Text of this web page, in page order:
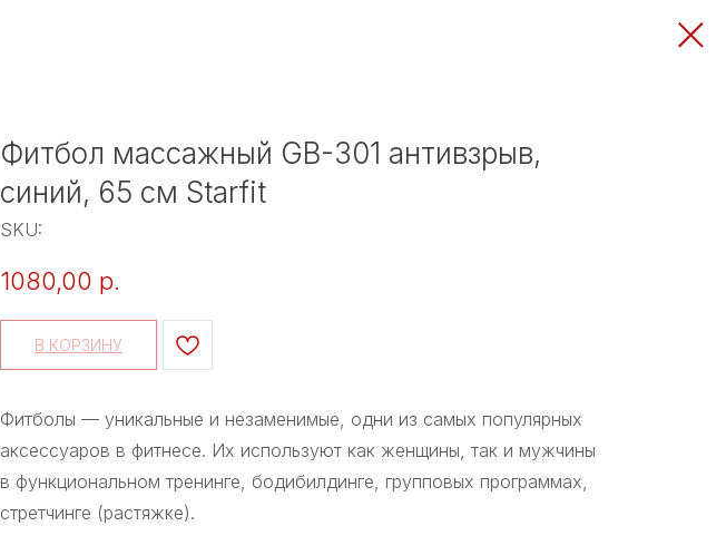
Фитбол массажный GB-301 антивзрыв,
синий, 65 см Starfit
SKU:
1080,00 р.
В КОРЗИНУ
Фитболы — уникальные и незаменимые, одни из самых популярных
аксессуаров в фитнесе. Их используют как женщины, так и мужчины
в функциональном тренинге, бодибилдинге, групповых программах,
стретчинге (растяжке).